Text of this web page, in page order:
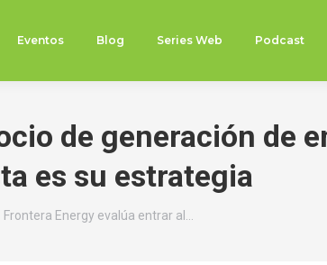
Eventos Blog Series Web Podcast
de generación de
es su estrategia
Frontera Energy evalúa entrar al…